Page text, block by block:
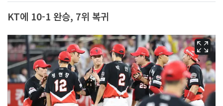
KT에 10-1 완승, 7위 복귀